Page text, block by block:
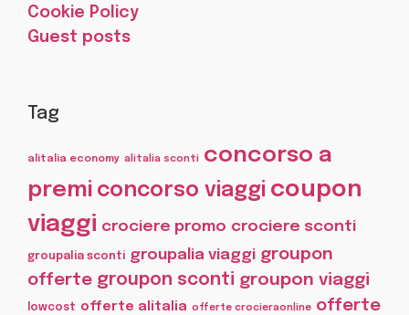
Cookie Policy
Guest posts
Tag
alitalia economy alitalia sconti concorso a
premi concorso viaggi coupon
viaggi crociere promo crociere sconti
groupalia sconti groupalia viaggi groupon
offerte groupon sconti groupon viaggi
lowcost offerte alitalia offerte crocieraonline offerte